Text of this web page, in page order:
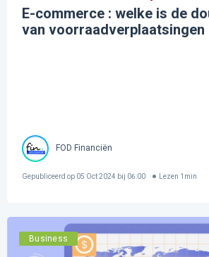
E-commerce : welke is de
van voorraadverplaatsingen
FOD Financiën
Gepubliceerd op 05 Oct 2024 bij 06:00 Lezen 1 min
Business